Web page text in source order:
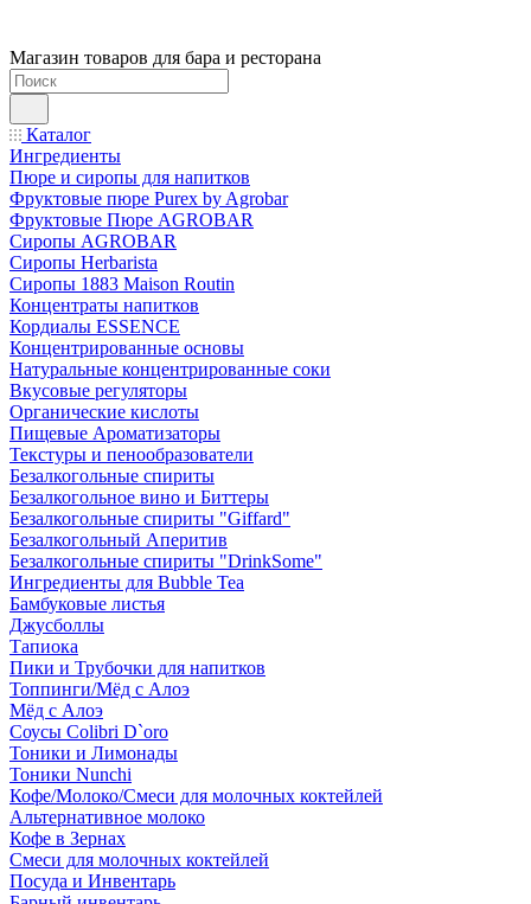
Магазин товаров для бара и ресторана
Каталог
Ингредиенты
Пюре и сиропы для напитков
Фруктовые пюре Purex by Agrobar
Фруктовые Пюре AGROBAR
Сиропы AGROBAR
Сиропы Herbarista
Сиропы 1883 Maison Routin
Концентраты напитков
Кордиалы ESSENCE
Концентрированные основы
Натуральные концентрированные соки
Вкусовые регуляторы
Органические кислоты
Пищевые Ароматизаторы
Текстуры и пенообразователи
Безалкогольные спириты
Безалкогольное вино и Биттеры
Безалкогольные спириты "Giffard"
Безалкогольный Аперитив
Безалкогольные спириты "DrinkSome"
Ингредиенты для Bubble Tea
Бамбуковые листья
Джусболлы
Тапиока
Пики и Трубочки для напитков
Топпинги/Мёд с Алоэ
Мёд с Алоэ
Соусы Colibri D`oro
Тоники и Лимонады
Тоники Nunchi
Кофе/Молоко/Смеси для молочных коктейлей
Альтернативное молоко
Кофе в Зернах
Смеси для молочных коктейлей
Посуда и Инвентарь